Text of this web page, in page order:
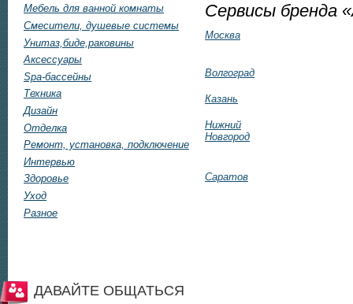
Мебель для ванной комнаты
Смесители, душевые системы
Унитаз,биде,раковины
Аксессуары
Spa-бассейны
Техника
Дизайн
Отделка
Ремонт, установка, подключение
Интервью
Здоровье
Уход
Разное
ДАВАЙТЕ ОБЩАТЬСЯ
Сервисы бренда
Москва
Волгоград
Казань
Нижний
Новгород
Саратов